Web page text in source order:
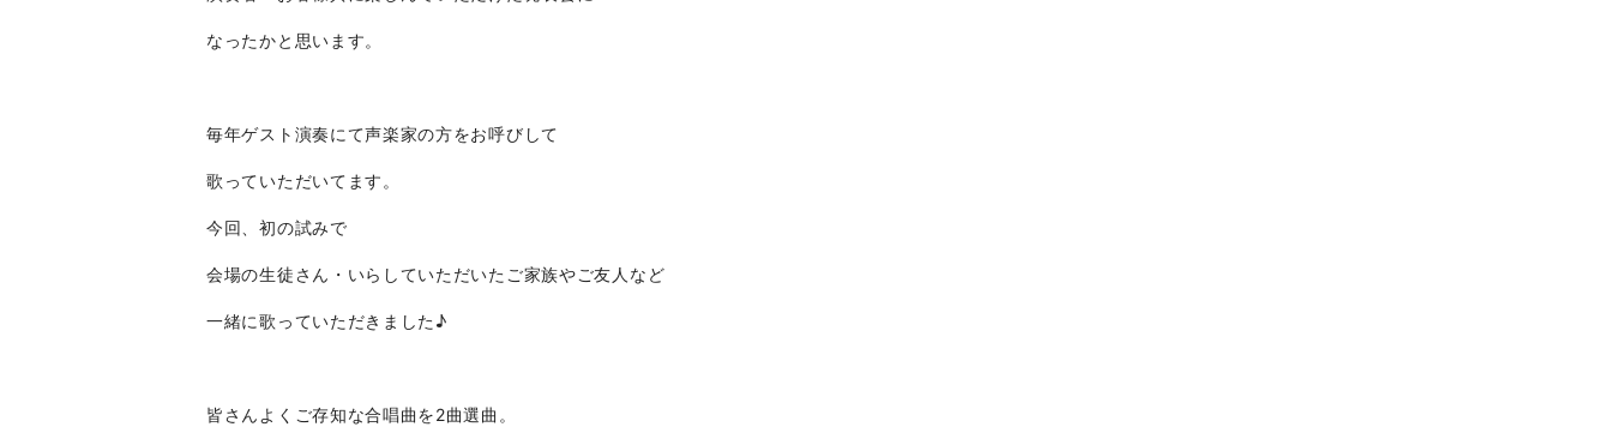
なったかと思います。
毎年ゲスト演奏にて声楽家の方をお呼びして
歌っていただいてます。
今回、初の試みで
会場の生徒さん・いらしていただいたご家族やご友人など
一緒に歌っていただきました♪
皆さんよくご存知な合唱曲を2曲選曲。